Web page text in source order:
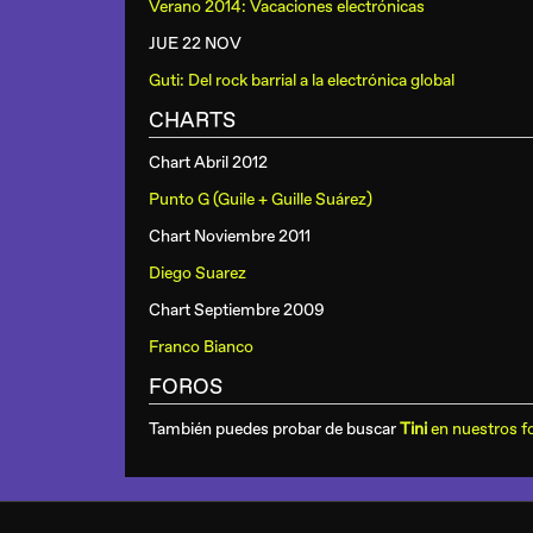
Verano 2014: Vacaciones electrónicas
JUE 22 NOV
Guti: Del rock barrial a la electrónica global
CHARTS
Chart Abril 2012
Punto G (Guile + Guille Suárez)
Chart Noviembre 2011
Diego Suarez
Chart Septiembre 2009
Franco Bianco
FOROS
También puedes probar de buscarTinien nuestros